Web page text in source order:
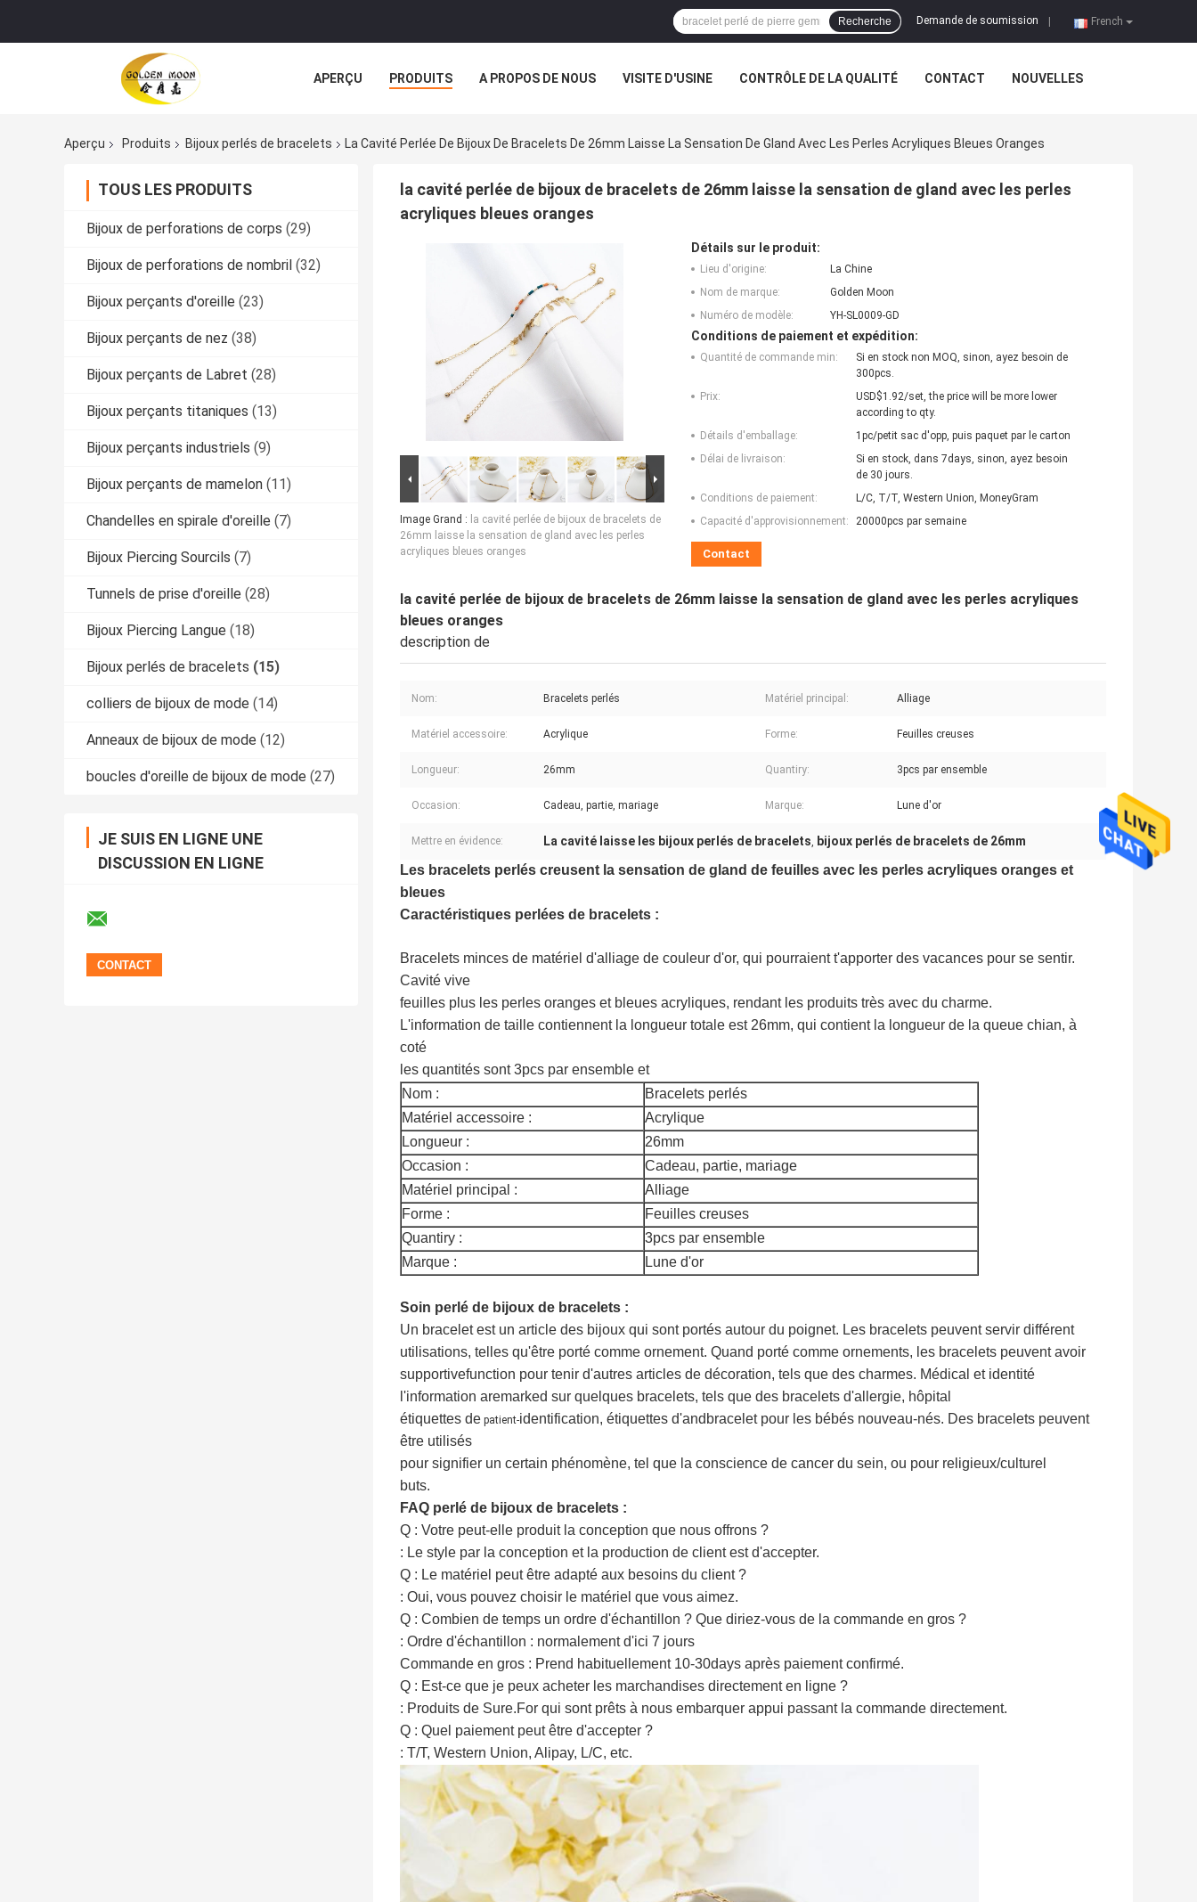
French
Demande de soumission
Recherche
APERÇU PRODUITS A PROPOS DE NOUS VISITE D'USINE CONTRÔLE DE LA QUALITÉ CONTACT NOUVELLES
Aperçu
Produits Bijoux perlés de bracelets La Cavité Perlée De Bijoux De Bracelets De 26mm Laisse La Sensation De Gland Avec Les Perles Acryliques Bleues Oranges
TOUS LES PRODUITS
Bijoux de perforations de corps (29)
Bijoux de perforations de nombril (32)
Bijoux perçants d'oreille (23)
Bijoux perçants de nez (38)
Bijoux perçants de Labret (28)
Bijoux perçants titaniques (13)
Bijoux perçants industriels (9)
Bijoux perçants de mamelon (11)
Chandelles en spirale d'oreille (7)
Bijoux Piercing Sourcils (7)
Tunnels de prise d'oreille (28)
Bijoux Piercing Langue (18)
Bijoux perlés de bracelets (15)
colliers de bijoux de mode (14)
Anneaux de bijoux de mode (12)
boucles d'oreille de bijoux de mode (27)
JE SUIS EN LIGNE UNE
DISCUSSION EN LIGNE
la cavité perlée de bijoux de bracelets de 26mm laisse la sensation de gland avec les perles
acryliques bleues oranges
Image Grand : la cavité perlée de bijoux de bracelets de
26mm laisse la sensation de gland avec les perles
acryliques bleues oranges
Détails sur le produit:
Lieu d'origine:
La Chine
Nom de marque:
Golden Moon
Numéro de modèle:
YH-SL0009-GD
Conditions de paiement et expédition:
Quantité de commande min:
Si en stock non MOQ, sinon, ayez besoin de
300pcs.
Prix:
USD$1.92/set, the price will be more lower
according to qty.
Détails d'emballage:
1pc/petit sac d'opp, puis paquet par le carton
Délai de livraison:
Si en stock, dans 7days, sinon, ayez besoin
de 30 jours.
Conditions de paiement:
L/C, T/T, Western Union, MoneyGram
Capacité d'approvisionnement:
20000pcs par semaine
Contact
la cavité perlée de bijoux de bracelets de 26mm laisse la sensation de gland avec les perles acryliques
bleues oranges
description de
Nom: Bracelets perlés Matériel principal: Alliage
Matériel accessoire: Acrylique Forme: Feuilles creuses
Longueur: 26mm Quantiry: 3pcs par ensemble
Occasion: Cadeau, partie, mariage Marque: Lune d'or
Mettre en évidence: La cavité laisse les bijoux perlés de bracelets, bijoux perlés de bracelets de 26mm
Les bracelets perlés creusent la sensation de gland de feuilles avec les perles acryliques oranges et
bleues
Caractéristiques perlées de bracelets :
Bracelets minces de matériel d'alliage de couleur d'or, qui pourraient t'apporter des vacances pour se sentir.
Cavité vive
feuilles plus les perles oranges et bleues acryliques, rendant les produits très avec du charme.
L'information de taille contiennent la longueur totale est 26mm, qui contient la longueur de la queue chian, à
coté
les quantités sont 3pcs par ensemble et
Nom :
Bracelets perlés
Matériel accessoire :
Acrylique
Longueur :
26mm
Occasion :
Cadeau, partie, mariage
Matériel principal :
Alliage
Forme :
Feuilles creuses
Quantiry :
3pcs par ensemble
Marque :
Lune d'or
Soin perlé de bijoux de bracelets :
Un bracelet est un article des bijoux qui sont portés autour du poignet. Les bracelets peuvent servir différent
utilisations, telles qu'être porté comme ornement. Quand porté comme ornements, les bracelets peuvent avoir
supportivefunction pour tenir d'autres articles de décoration, tels que des charmes. Médical et identité
l'information aremarked sur quelques bracelets, tels que des bracelets d'allergie, hôpital
étiquettes de patient-identification, étiquettes d'andbracelet pour les bébés nouveau-nés. Des bracelets peuvent
être utilisés
pour signifier un certain phénomène, tel que la conscience de cancer du sein, ou pour religieux/culturel
buts.
FAQ perlé de bijoux de bracelets :
Q : Votre peut-elle produit la conception que nous offrons ?
: Le style par la conception et la production de client est d'accepter.
Q : Le matériel peut être adapté aux besoins du client ?
: Oui, vous pouvez choisir le matériel que vous aimez.
Q : Combien de temps un ordre d'échantillon ? Que diriez-vous de la commande en gros ?
: Ordre d'échantillon : normalement d'ici 7 jours
Commande en gros : Prend habituellement 10-30days après paiement confirmé.
Q : Est-ce que je peux acheter les marchandises directement en ligne ?
: Produits de Sure.For qui sont prêts à nous embarquer appui passant la commande directement.
Q : Quel paiement peut être d'accepter ?
: T/T, Western Union, Alipay, L/C, etc.